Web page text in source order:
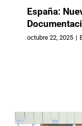
España:
octubre 22, 2025 |